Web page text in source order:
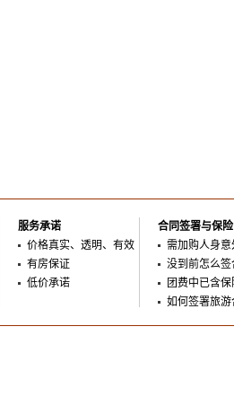
服务承诺
价格真实、透明、有效
有房保证
低价承诺
合同签署与保险
需加购人身意
没到前怎么签
团费中已含保
如何签署旅游